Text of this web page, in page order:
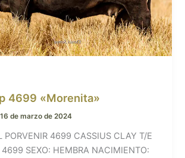
4699 «Morenita»
16 de marzo de 2024
PORVENIR 4699 CASSIUS CLAY T/E
SEXO: HEMBRA NACIMIENTO: